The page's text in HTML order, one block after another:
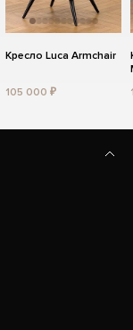
Кресло Luca Armchair
105 000 ₽